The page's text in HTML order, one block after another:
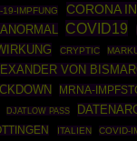
19-IMPFUNG CORONA
COVID19
CRYPTIC
VON
MRNA-
DJATLOW PASS
ITALIEN COVID-